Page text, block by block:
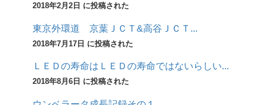
2018年2月2日 に投稿された
東京外環道 京葉ＪＣＴ&高谷ＪＣＴ...
2018年7月17日 に投稿された
ＬＥＤの寿命はＬＥＤの寿命ではないらしい...
2018年8月6日 に投稿された